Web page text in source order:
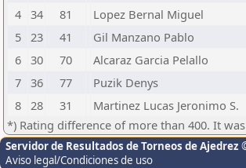
4 34 81 Lopez Bernal Miguel
5 23 41 Gil Manzano Pablo
6 30 70 Alcaraz Garcia Pelallo
7 36 77 Puzik Denys
8 28 31 Martinez Lucas Jeronimo S.
*) Rating difference of more than 400. It
Servidor de Resultados de Torneos de Ajedrez
Aviso legal/Condiciones de uso